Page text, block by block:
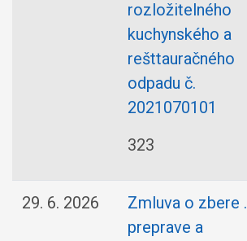
rozložitelného
kuchynského a
rešttauračného
odpadu č.
2021070101
323
29. 6. 2026
Zmluva o zbere .
preprave a